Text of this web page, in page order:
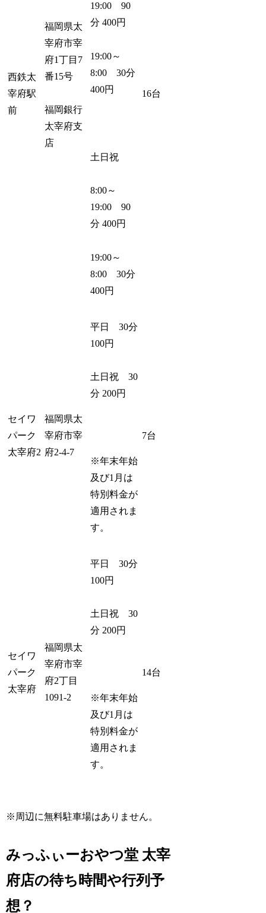
西鉄太
宰府駅
前
福岡県太
宰府市宰
府1丁目7
番15号
福岡銀行
太宰府支
店
19:00 90
分 400円
19:00～
8:00 30分
400円
土日祝
8:00～
19:00 90
分 400円
19:00～
8:00 30分
400円
16台
セイワ
パーク
太宰府2
福岡県太
宰府市宰
府2-4-7
平日 30分
100円
土日祝 30
分 200円
※年末年始
及び1月は
特別料金が
適用されま
す。
7台
セイワ
パーク
太宰府
福岡県太
宰府市宰
府2丁目
1091-2
平日 30分
100円
土日祝 30
分 200円
※年末年始
及び1月は
特別料金が
適用されま
す。
14台
※周辺に無料駐車場はありません。
みっふぃーおやつ堂 太宰
府店の待ち時間や行列予
想？